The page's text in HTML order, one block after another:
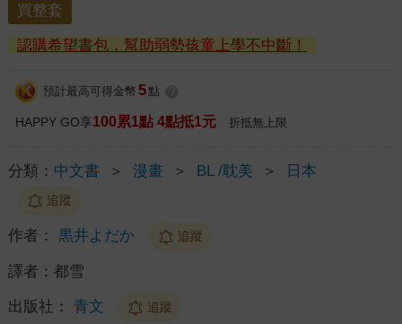
買整套
認購希望書包，幫助弱勢孩童上學不中斷！
預計最高可得金幣 5 點
HAPPY GO享100累1點 4點抵1元 折抵無上限
分類： 中文書 ＞ 漫畫 ＞ BL /耽美 ＞ 日本
追蹤
作者： 黒井よだか 追蹤
譯者： 都雪
出版社： 青文 追蹤